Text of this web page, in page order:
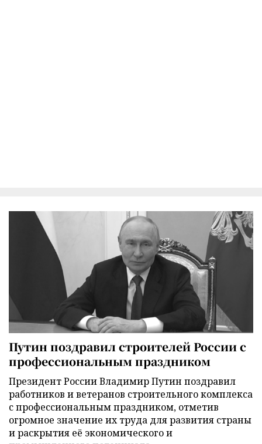
Путин поздравил строителей России с
профессиональным праздником
Президент России Владимир Путин поздравил
работников и ветеранов строительного комплекса
с профессиональным праздником, отметив
огромное значение их труда для развития страны
и раскрытия её экономического и